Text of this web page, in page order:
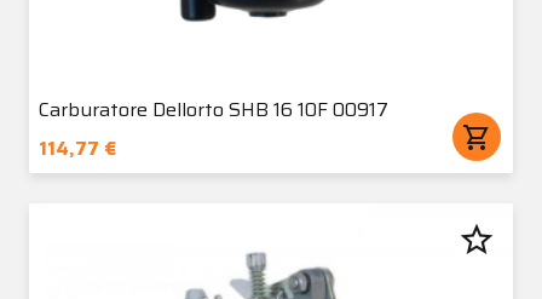
Carburatore Dellorto SHB 16 10F 00917
114,77 €
shopping_cart
star_border